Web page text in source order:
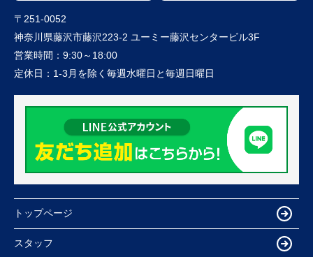
〒251-0052
神奈川県藤沢市藤沢223-2 ユーミー藤沢センタービル3F
営業時間： 9:30～18:00
定休日： 1-3月を除く毎週水曜日と毎週日曜日
トップページ
スタッフ